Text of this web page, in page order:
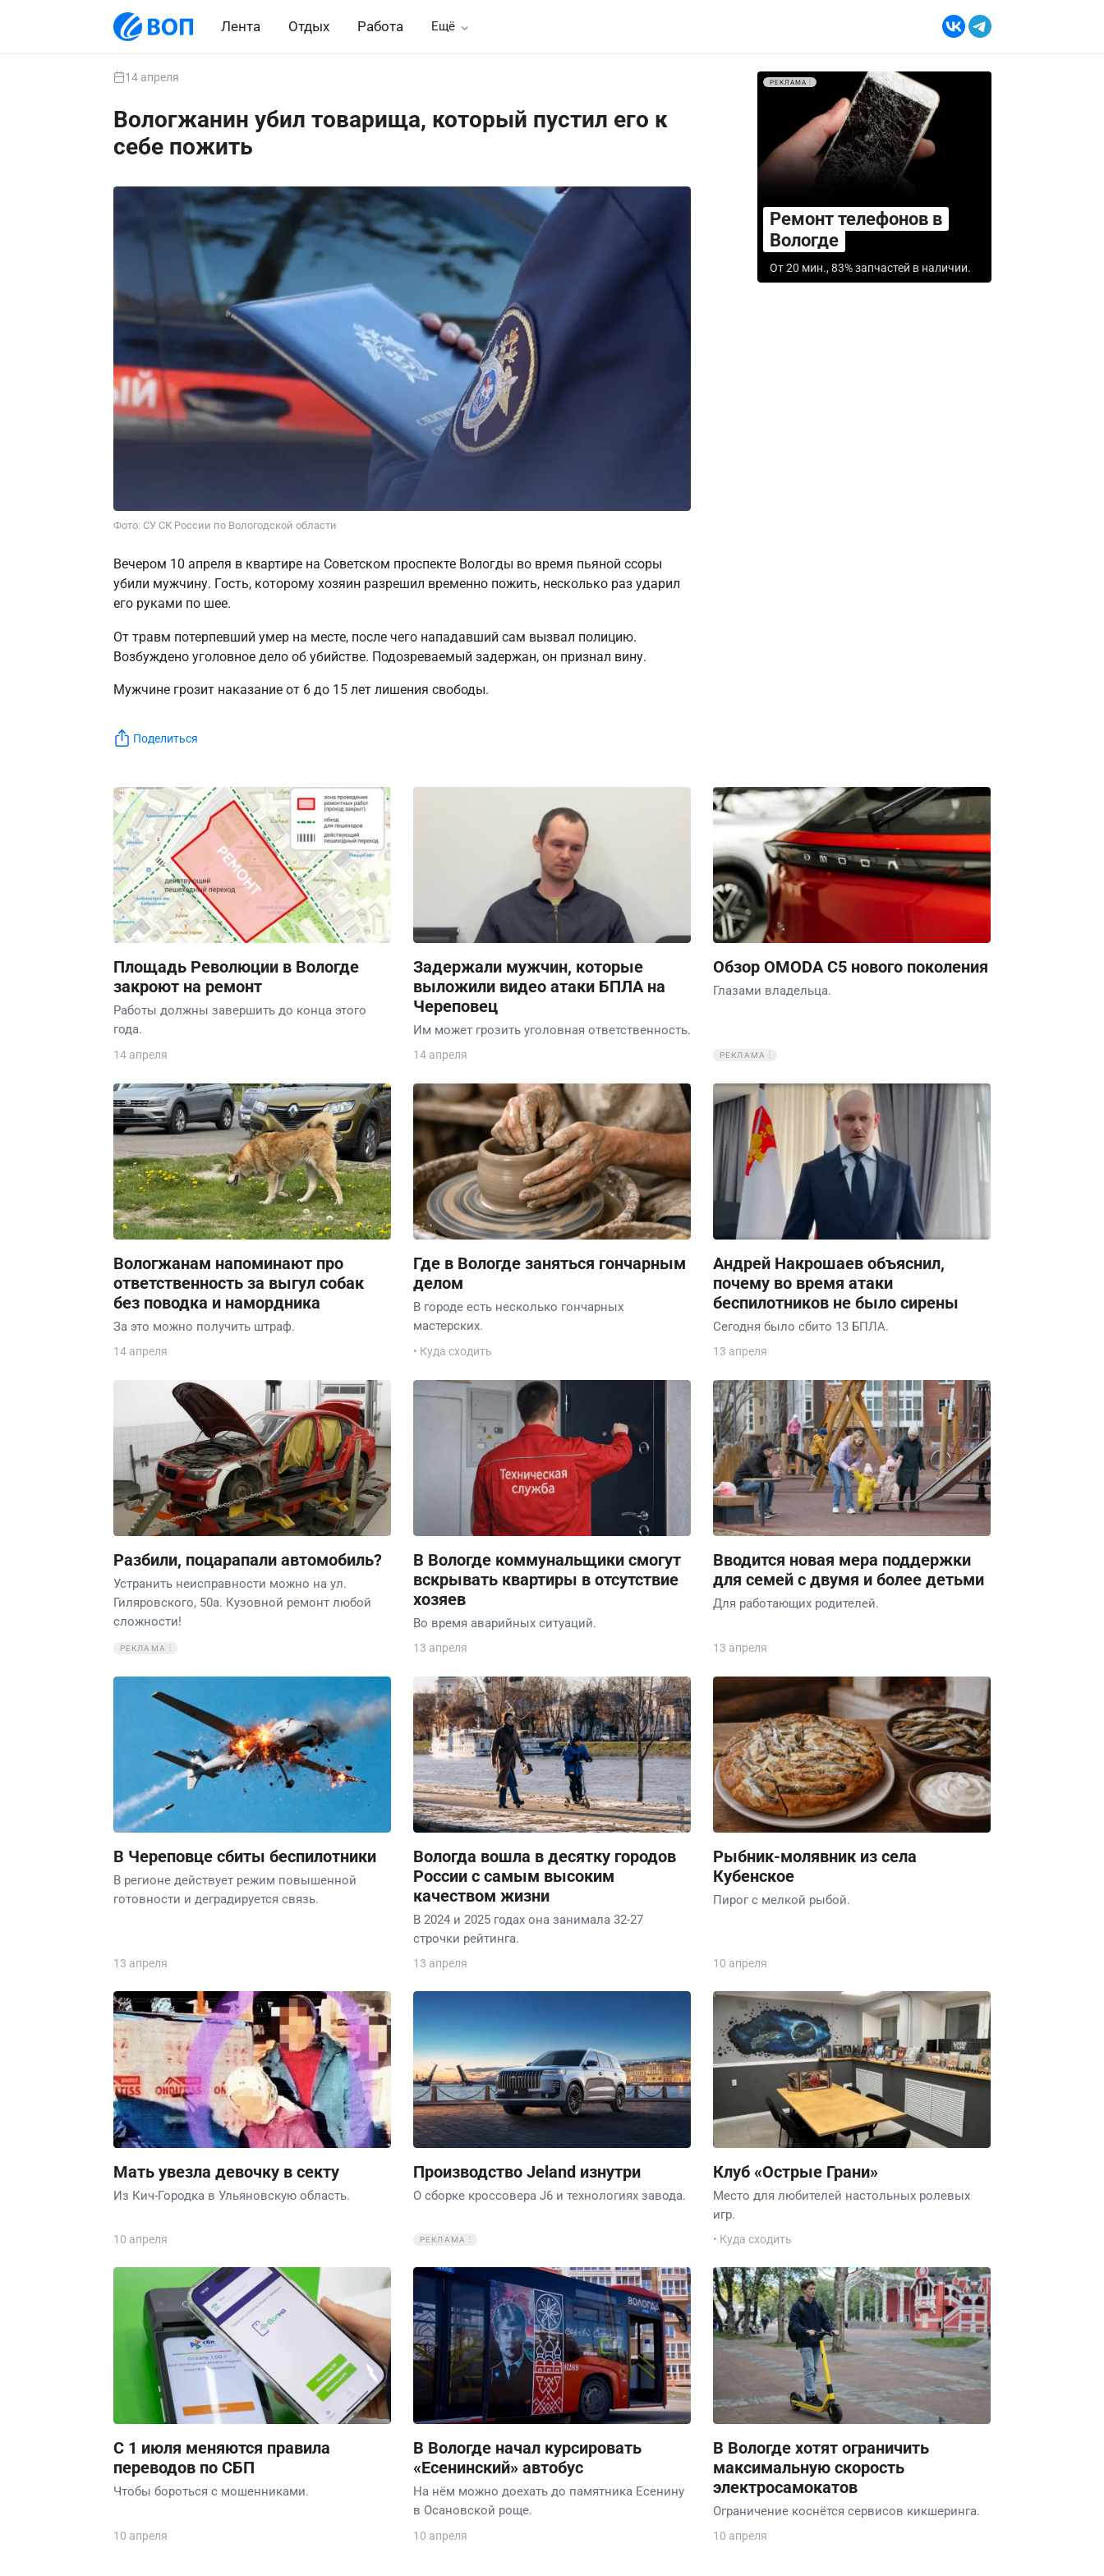
Лента Отдых Работа Ещё
14 апреля
Вологжанин убил товарища, который пустил его к
себе пожить
Фото: СУ СК России по Вологодской области
Вечером 10 апреля в квартире на Советском проспекте Вологды во время пьяной ссоры
убили мужчину. Гость, которому хозяин разрешил временно пожить, несколько раз ударил
его руками по шее.
От травм потерпевший умер на месте, после чего нападавший сам вызвал полицию.
Возбуждено уголовное дело об убийстве. Подозреваемый задержан, он признал вину.
Мужчине грозит наказание от 6 до 15 лет лишения свободы.
Поделиться
РЕКЛАМА
Ремонт телефонов в
Вологде
От 20 мин., 83% запчастей в наличии.
Площадь Революции в Вологде
закроют на ремонт
Работы должны завершить до конца этого
года.
14 апреля
Задержали мужчин, которые
выложили видео атаки БПЛА на
Череповец
Им может грозить уголовная ответственность.
14 апреля
Обзор OMODA C5 нового поколения
Глазами владельца.
РЕКЛАМА
Вологжанам напоминают про
ответственность за выгул собак
без поводка и намордника
За это можно получить штраф.
14 апреля
Где в Вологде заняться гончарным
делом
В городе есть несколько гончарных
мастерских.
• Куда сходить
Андрей Накрошаев объяснил,
почему во время атаки
беспилотников не было сирены
Сегодня было сбито 13 БПЛА.
13 апреля
Разбили, поцарапали автомобиль?
Устранить неисправности можно на ул.
Гиляровского, 50а. Кузовной ремонт любой
сложности!
РЕКЛАМА
В Вологде коммунальщики смогут
вскрывать квартиры в отсутствие
хозяев
Во время аварийных ситуаций.
13 апреля
Вводится новая мера поддержки
для семей с двумя и более детьми
Для работающих родителей.
13 апреля
В Череповце сбиты беспилотники
В регионе действует режим повышенной
готовности и деградируется связь.
13 апреля
Вологда вошла в десятку городов
России с самым высоким
качеством жизни
В 2024 и 2025 годах она занимала 32-27
строчки рейтинга.
13 апреля
Рыбник-молявник из села
Кубенское
Пирог с мелкой рыбой.
10 апреля
Мать увезла девочку в секту
Из Кич-Городка в Ульяновскую область.
10 апреля
Производство Jeland изнутри
О сборке кроссовера J6 и технологиях завода.
РЕКЛАМА
Клуб «Острые Грани»
Место для любителей настольных ролевых
игр.
• Куда сходить
С 1 июля меняются правила
переводов по СБП
Чтобы бороться с мошенниками.
10 апреля
В Вологде начал курсировать
«Есенинский» автобус
На нём можно доехать до памятника Есенину
в Осановской роще.
10 апреля
В Вологде хотят ограничить
максимальную скорость
электросамокатов
Ограничение коснётся сервисов кикшеринга.
10 апреля